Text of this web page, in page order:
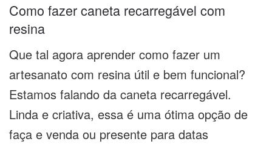
Como fazer caneta recarregável com
resina
Que tal agora aprender como fazer um
artesanato com resina útil e bem funcional?
Estamos falando da caneta recarregável.
Linda e criativa, essa é uma ótima opção de
faça e venda ou presente para datas